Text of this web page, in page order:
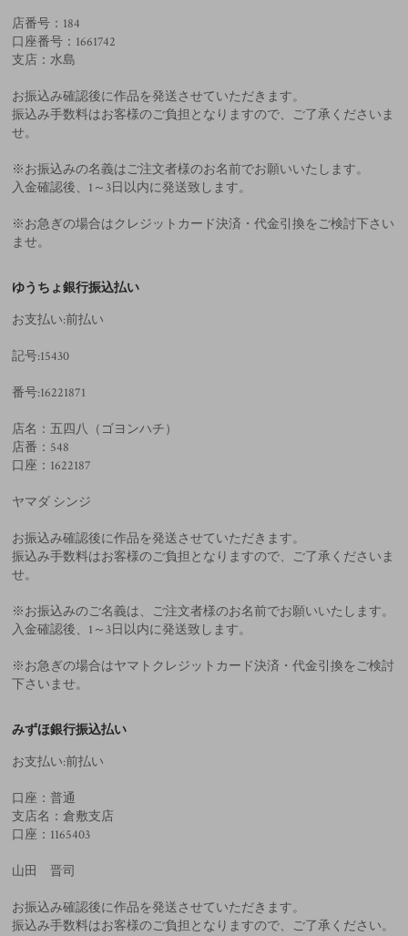
店番号：184
口座番号：1661742
支店：水島
お振込み確認後に作品を発送させていただきます。
振込み手数料はお客様のご負担となりますので、ご了承くださいま
せ。
※お振込みの名義はご注文者様のお名前でお願いいたします。
入金確認後、1～3日以内に発送致します。
※お急ぎの場合はクレジットカード決済・代金引換をご検討下さい
ませ。
ゆうちょ銀行振込払い
お支払い:前払い
記号:15430
番号:16221871
店名：五四八（ゴヨンハチ）
店番：548
口座：1622187
ヤマダ シンジ
お振込み確認後に作品を発送させていただきます。
振込み手数料はお客様のご負担となりますので、ご了承くださいま
せ。
※お振込みのご名義は、ご注文者様のお名前でお願いいたします。
入金確認後、1～3日以内に発送致します。
※お急ぎの場合はヤマトクレジットカード決済・代金引換をご検討
下さいませ。
みずほ銀行振込払い
お支払い:前払い
口座：普通
支店名：倉敷支店
口座：1165403
山田 晋司
お振込み確認後に作品を発送させていただきます。
振込み手数料はお客様のご負担となりますので、ご了承ください。